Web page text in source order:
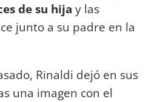
de su hija y las
junto a su padre en la
Rinaldi dejó en sus
una imagen con el